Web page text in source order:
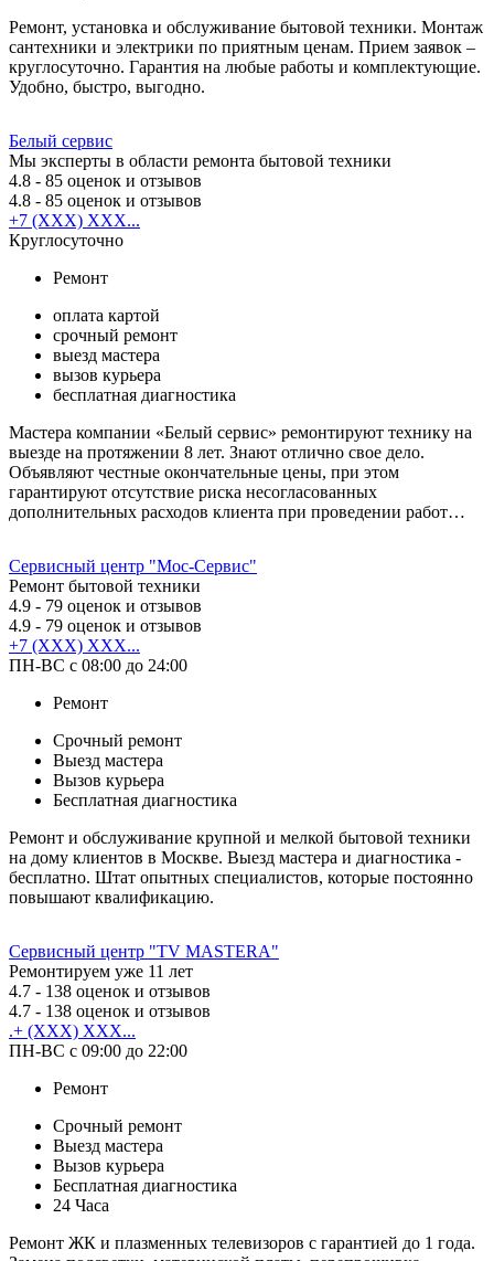
Ремонт, установка и обслуживание бытовой техники. Монтаж
сантехники и электрики по приятным ценам. Прием заявок –
круглосуточно. Гарантия на любые работы и комплектующие.
Удобно, быстро, выгодно.
Белый сервис
Мы эксперты в области ремонта бытовой техники
4.8 - 85 оценок и отзывов
4.8 - 85 оценок и отзывов
+7 (XXX) XXX...
Круглосуточно
Ремонт
оплата картой
срочный ремонт
выезд мастера
вызов курьера
бесплатная диагностика
Мастера компании «Белый сервис» ремонтируют технику на
выезде на протяжении 8 лет. Знают отлично свое дело.
Объявляют честные окончательные цены, при этом
гарантируют отсутствие риска несогласованных
дополнительных расходов клиента при проведении работ…
Сервисный центр "Мос-Сервис"
Ремонт бытовой техники
4.9 - 79 оценок и отзывов
4.9 - 79 оценок и отзывов
+7 (XXX) XXX...
ПН-ВС с 08:00 до 24:00
Ремонт
Срочный ремонт
Выезд мастера
Вызов курьера
Бесплатная диагностика
Ремонт и обслуживание крупной и мелкой бытовой техники
на дому клиентов в Москве. Выезд мастера и диагностика -
бесплатно. Штат опытных специалистов, которые постоянно
повышают квалификацию.
Сервисный центр "TV MASTERA"
Ремонтируем уже 11 лет
4.7 - 138 оценок и отзывов
4.7 - 138 оценок и отзывов
.+ (XXX) XXX...
ПН-ВС с 09:00 до 22:00
Ремонт
Срочный ремонт
Выезд мастера
Вызов курьера
Бесплатная диагностика
24 Часа
Ремонт ЖК и плазменных телевизоров с гарантией до 1 года.